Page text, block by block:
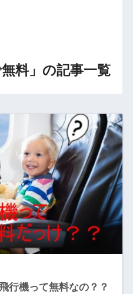
無料」の記事一覧
行機って無料なの？？